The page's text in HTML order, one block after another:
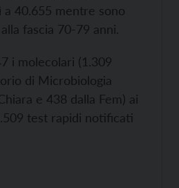
40.655 mentre sono
fascia 70-79 anni.
i molecolari (1.309
di Microbiologia
e 438 dalla Fem) ai
test rapidi notificati